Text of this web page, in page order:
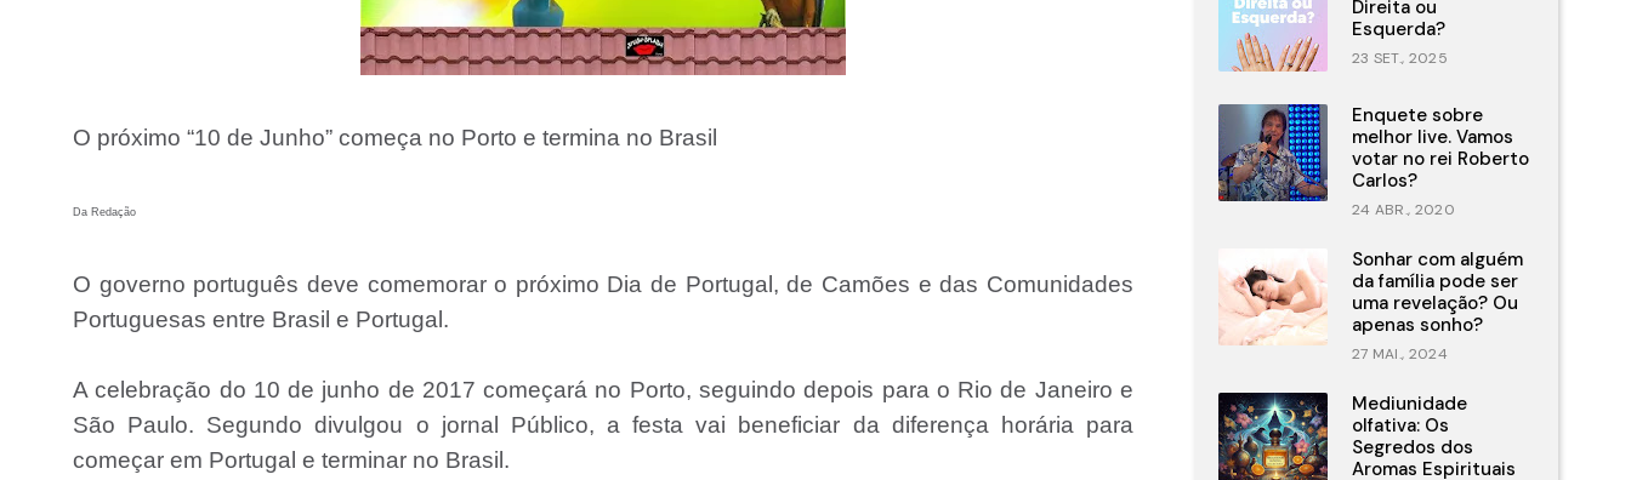
O próximo “10 de Junho” começa no Porto e termina no Brasil
Da Redação
O governo português deve comemorar o próximo Dia de Portugal, de Camões e das Comunidades
Portuguesas entre Brasil e Portugal.
A celebração do 10 de junho de 2017 começará no Porto, seguindo depois para o Rio de Janeiro e
São Paulo. Segundo divulgou o jornal Público, a festa vai beneficiar da diferença horária para
começar em Portugal e terminar no Brasil.
Direita ou
Esquerda?
23 SET., 2025
Enquete sobre
melhor live. Vamos
votar no rei Roberto
Carlos?
24 ABR., 2020
Sonhar com alguém
da família pode ser
uma revelação? Ou
apenas sonho?
27 MAI., 2024
Mediunidade
olfativa: Os
Segredos dos
Aromas Espirituais